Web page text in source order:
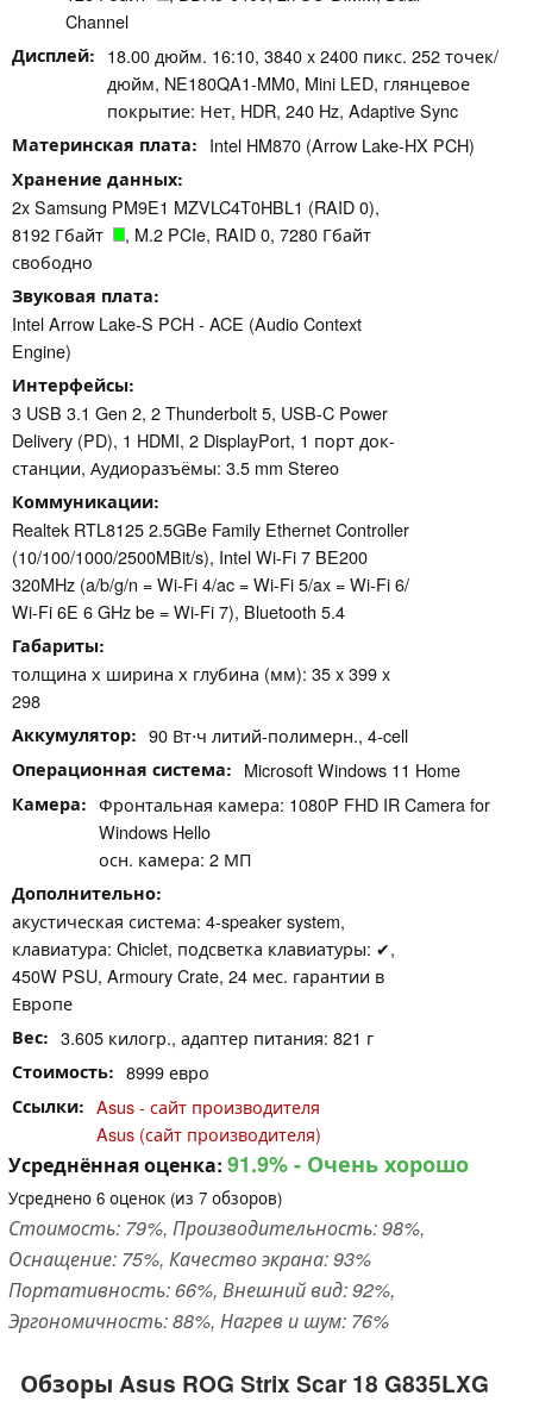
Channel
Дисплей
18.00 дюйм. 16:10, 3840 x 2400 пикс. 252 точек/
дюйм, NE180QA1-MM0, Mini LED, глянцевое
покрытие: Нет, HDR, 240 Hz, Adaptive Sync
Материнская плата Intel HM870 (Arrow Lake-HX PCH)
Хранение данных
2x Samsung PM9E1 MZVLC4T0HBL1 (RAID 0),
8192 Гбайт
, M.2 PCIe, RAID 0, 7280 Гбайт
свободно
Звуковая плата
Intel Arrow Lake-S PCH - ACE (Audio Context
Engine)
Интерфейсы
3 USB 3.1 Gen 2, 2 Thunderbolt 5, USB-C Power
Delivery (PD), 1 HDMI, 2 DisplayPort, 1 порт док-
станции, Аудиоразъёмы: 3.5 mm Stereo
Коммуникации
Realtek RTL8125 2.5GBe Family Ethernet Controller
(10/100/1000/2500MBit/s), Intel Wi-Fi 7 BE200
320MHz (a/b/g/n = Wi-Fi 4/ac = Wi-Fi 5/ax = Wi-Fi 6/
Wi-Fi 6E 6 GHz be = Wi-Fi 7), Bluetooth 5.4
Габариты
толщина х ширина х глубина (мм): 35 x 399 x
298
Аккумулятор 90 Вт⋅ч литий-полимерн., 4-cell
Операционная система Microsoft Windows 11 Home
Камера
Фронтальная камера: 1080P FHD IR Camera for
Windows Hello
осн. камера: 2 МП
Дополнительно
акустическая система: 4-speaker system,
клавиатура: Chiclet, подсветка клавиатуры: ✔,
450W PSU, Armoury Crate, 24 мес. гарантии в
Европе
Вес 3.605 килогр., адаптер питания: 821 г
Стоимость 8999 евро
Ссылки
Asus - сайт производителя
Asus (сайт производителя)
Усреднённая оценка: 91.9%- Очень хорошо
Усреднено 6 оценок (из 7 обзоров)
Стоимость: 79%, Производительность: 98%,
Оснащение: 75%, Качество экрана: 93%
Портативность: 66%, Внешний вид: 92%,
Эргономичность: 88%, Нагрев и шум: 76%
Обзоры Asus ROG Strix Scar 18 G835LXG